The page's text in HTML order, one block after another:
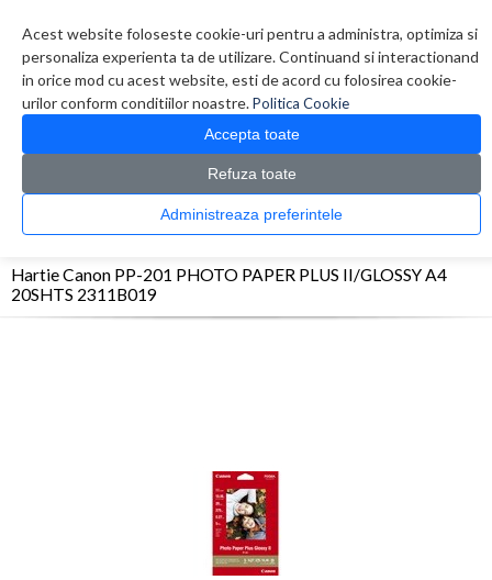
Acest website foloseste cookie-uri pentru a administra, optimiza si
personaliza experienta ta de utilizare. Continuand si interactionand
in orice mod cu acest website, esti de acord cu folosirea cookie-
urilor conform conditiilor noastre.Politica Cookie
Accepta toate
Refuza toate
Administreaza preferintele
0 produs(e)
CATALOG PRODUSE
Consumabile > Hartie > Hartie Canon PP-201 PHOTO PAPER PLUS
Hartie Canon PP-201 PHOTO PAPER PLUS II/GLOSSY A4
20SHTS 2311B019